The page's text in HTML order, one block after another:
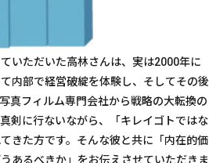
いただいた高林さんは、実は2000年に
内部で経営破綻を体験し、そしてその後
真フィルム専門会社から戦略の大転換の
剣に行ないながら、「キレイゴトではな
きた方です。そんな彼と共に「内在的価
あるべきか」をお伝えさせていただきま